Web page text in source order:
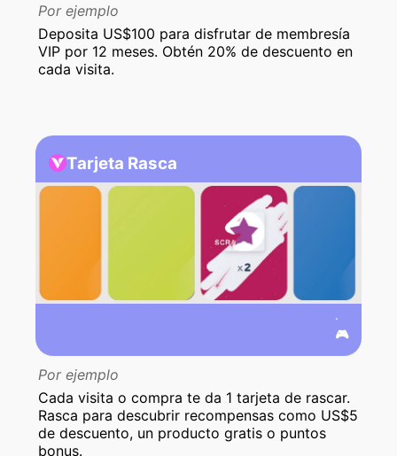
Por ejemplo
Deposita US$100 para disfrutar de membresía
VIP por 12 meses. Obtén 20% de descuento en
cada visita.
Tarjeta Rasca
.
🎮
Por ejemplo
Cada visita o compra te da 1 tarjeta de rascar.
Rasca para descubrir recompensas como US$5
de descuento, un producto gratis o puntos
bonus.